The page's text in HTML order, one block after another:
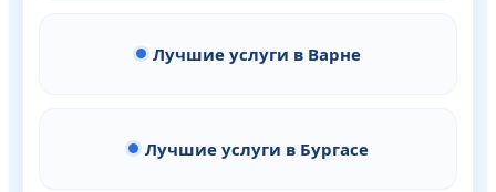
Лучшие услуги в Варне
Лучшие услуги в Бургасе